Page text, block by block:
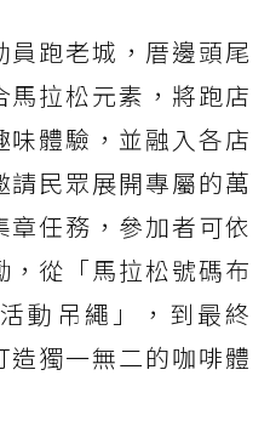
員跑老城，厝邊頭尾
拉松元素，將跑店
體驗，並融入各店
民眾展開專屬的萬
任務，參加者可依
從「馬拉松號碼布
動吊繩」，到最終
造獨一無二的咖啡體